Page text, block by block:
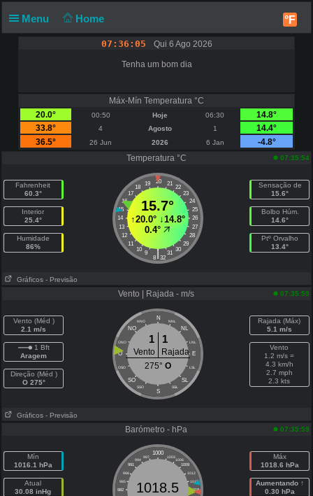
Menu Home °F
07:36:05 Qui 6 Ago 2026
Tenha um bom dia
Máx-Mín Temperatura °C
20.0°
00:50 Hoje 06:30
14.8°
33.8°
4 Agosto 1
14.4°
36.5°
26 Jun 2026 6 Jan
-4.8°
Temperatura °C
07:35:54
Fahrenheit
60.3°
Interior
25.4°
Humidade
86%
20
19 21
18
22
17
23
16
24
15
25
14
26
13
27
12
28
11
29
10
30
9 31
|
8 32
15.7°
↑20.0°↓14.8°
0.4°
Sensação de
15.6°
Bolbo Húm.
14.6°
Ptº Orvalho
13.4°
Gráficos - Previsão
Vento | Rajada - m/s 07:35:59
Vento (Méd )
2.1 m/s
1 Bft
Aragem
Direção (Méd )
O 275°
N
NNO NNL
NO NL
ONO LNL
O E
OSO LSL
SO SL
SSO SSL
S
1 1
Vento
Rajada
275° O
Rajada (Máx)
5.1 m/s
Vento
1.2 m/s =
4.3 km/h
2.7 mph
2.3 kts
Gráficos - Previsão
Barómetro - hPa 07:35:59
Mín
1016.1 hPa
Atual
30.08 inHg
1000
997 1003
994
1006
991
1009
988
1012
985
1015
982
1018
1018.5
Máx
1018.6 hPa
Aumentando ↑
0.30 hPa